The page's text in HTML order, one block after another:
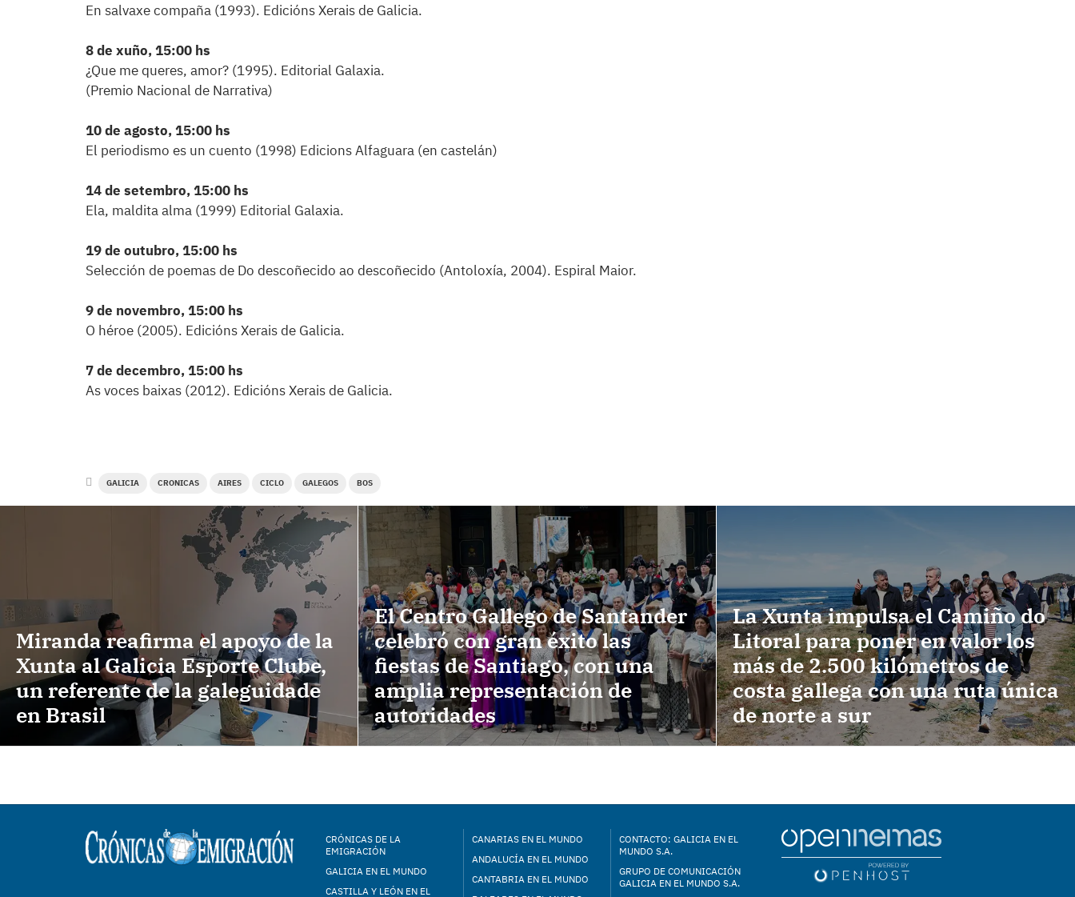
En salvaxe compaña (1993). Edicións Xerais de Galicia.
8 de xuño, 15:00 hs
¿Que me queres, amor? (1995). Editorial Galaxia.
(Premio Nacional de Narrativa)
10 de agosto, 15:00 hs
El periodismo es un cuento (1998) Edicions Alfaguara (en castelán)
14 de setembro, 15:00 hs
Ela, maldita alma (1999) Editorial Galaxia.
19 de outubro, 15:00 hs
Selección de poemas de Do descoñecido ao descoñecido (Antoloxía, 2004). Espiral Maior.
9 de novembro, 15:00 hs
O héroe (2005). Edicións Xerais de Galicia.
7 de decembro, 15:00 hs
As voces baixas (2012). Edicións Xerais de Galicia.
GALICIA CRONICAS AIRES CICLO GALEGOS BOS
Miranda reafirma el apoyo de la
Xunta al Galicia Esporte Clube,
un referente de la galeguidade
en Brasil
El Centro Gallego de Santander
celebró con gran éxito las
fiestas de Santiago, con una
amplia representación de
autoridades
La Xunta impulsa el Camiño do
Litoral para poner en valor los
más de 2.500 kilómetros de
costa gallega con una ruta única
de norte a sur
CRÓNICAS DE LA
EMIGRACIÓN
GALICIA EN EL MUNDO
CASTILLA Y LEÓN EN EL
CANARIAS EN EL MUNDO
ANDALUCÍA EN EL MUNDO
CANTABRIA EN EL MUNDO
CONTACTO: GALICIA EN EL
MUNDO S.A.
GRUPO DE COMUNICACIÓN
GALICIA EN EL MUNDO S.A.